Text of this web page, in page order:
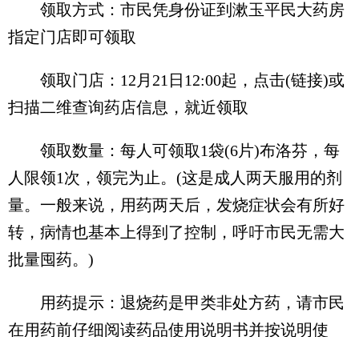
领取方式：市民凭身份证到漱玉平民大药房
指定门店即可领取
领取门店：12月21日12:00起，点击(链接)或
扫描二维查询药店信息，就近领取
领取数量：每人可领取1袋(6片)布洛芬，每
人限领1次，领完为止。(这是成人两天服用的剂
量。一般来说，用药两天后，发烧症状会有所好
转，病情也基本上得到了控制，呼吁市民无需大
批量囤药。)
用药提示：退烧药是甲类非处方药，请市民
在用药前仔细阅读药品使用说明书并按说明使